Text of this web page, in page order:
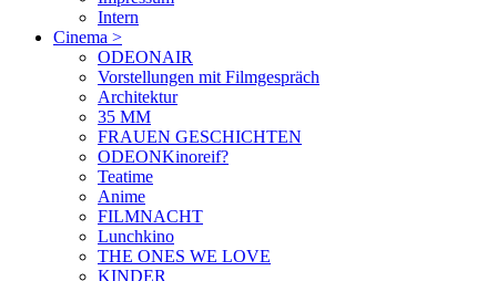
Intern
Cinema >
ODEONAIR
Vorstellungen mit Filmgespräch
Architektur
35 MM
FRAUEN GESCHICHTEN
ODEONKinoreif?
Teatime
Anime
FILMNACHT
Lunchkino
THE ONES WE LOVE
KINDER